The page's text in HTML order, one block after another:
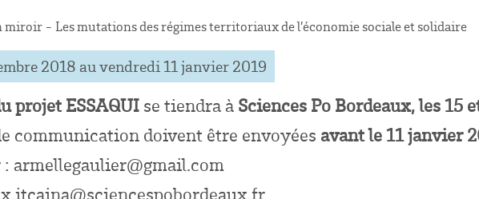
- Les mutations des régimes territoriaux de l’économie sociale et solidaire
2018 au vendredi 11 janvier 2019
projet ESSAQUI se tiendra à Sciences Po Bordeaux, les 15
communication doivent être envoyées avant le 11 janvier
armellegaulier@gmail.com